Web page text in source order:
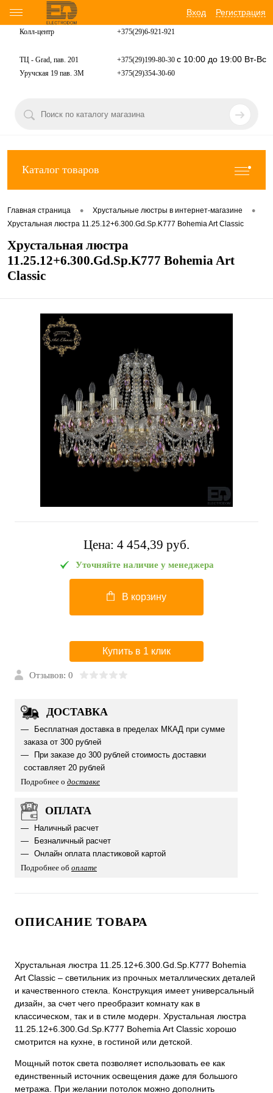
Вход Регистрация
Колл-центр +375(29)6-921-921
ТЦ - Grad, пав. 201 +375(29)199-80-30 с 10:00 до 19:00 Вт-Вс
Уручская 19 пав. 3М +375(29)354-30-60
Каталог товаров
Главная страница • Хрустальные люстры в интернет-магазине •
Хрустальная люстра 11.25.12+6.300.Gd.Sp.K777 Bohemia Art Classic
Хрустальная люстра
11.25.12+6.300.Gd.Sp.K777 Bohemia Art
Classic
Цена: 4 454,39 pуб.
Уточняйте наличие у менеджера
В корзину
Купить в 1 клик
Отзывов: 0
ДОСТАВКА
Бесплатная доставка в пределах МКАД при сумме
заказа от 300 рублей
При заказе до 300 рублей стоимость доставки
составляет 20 рублей
Подробнее о доставке
ОПЛАТА
Наличный расчет
Безналичный расчет
Онлайн оплата пластиковой картой
Подробнее об оплате
ОПИСАНИЕ ТОВАРА
Хрустальная люстра 11.25.12+6.300.Gd.Sp.K777 Bohemia
Art Classic – светильник из прочных металлических деталей
и качественного стекла. Конструкция имеет универсальный
дизайн, за счет чего преобразит комнату как в
классическом, так и в стиле модерн. Хрустальная люстра
11.25.12+6.300.Gd.Sp.K777 Bohemia Art Classic хорошо
смотрится на кухне, в гостиной или детской.
Мощный поток света позволяет использовать ее как
единственный источник освещения даже для большого
метража. При желании потолок можно дополнить